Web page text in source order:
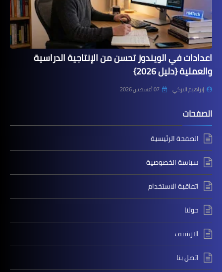
اعدادات في الويندوز تحسن من الإنتاجية الدراسية
والعملية {دليل 2026}
إبراهيم التركي 07 أغسطس 2026
الصفحات
الصفحة الرئيسية
سياسة الخصوصية
اتفاقية الاستخدام
حولنا
الارشيف
اتصل بنا